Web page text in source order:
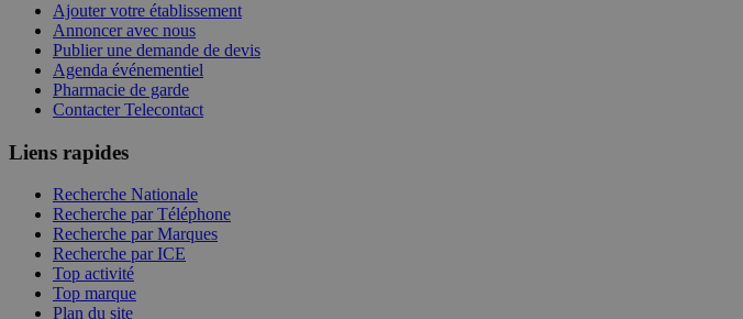
Ajouter votre établissement
Annoncer avec nous
Publier une demande de devis
Agenda événementiel
Pharmacie de garde
Contacter Telecontact
Liens rapides
Recherche Nationale
Recherche par Téléphone
Recherche par Marques
Recherche par ICE
Top activité
Top marque
Plan du site